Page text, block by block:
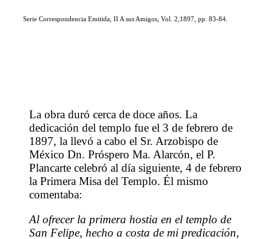
Serie Correspondencia Emitida, II A sus Amigos, Vol. 2,1897, pp. 83-84.
La obra duró cerca de doce años. La
dedicación del templo fue el 3 de febrero de
1897, la llevó a cabo el Sr. Arzobispo de
México Dn. Próspero Ma. Alarcón, el P.
Plancarte celebró al día siguiente, 4 de febrero
la Primera Misa del Templo. Él mismo
comentaba:
Al ofrecer la primera hostia en el templo de
San Felipe, hecho a costa de mi predicación,